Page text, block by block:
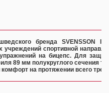
бренда SVENSSON
учреждений спортивной
на бицепс. Для
89 мм полукруглого сечения
на протяжении всего